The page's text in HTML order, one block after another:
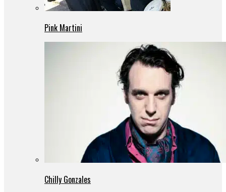
Pink Martini
Chilly Gonzales